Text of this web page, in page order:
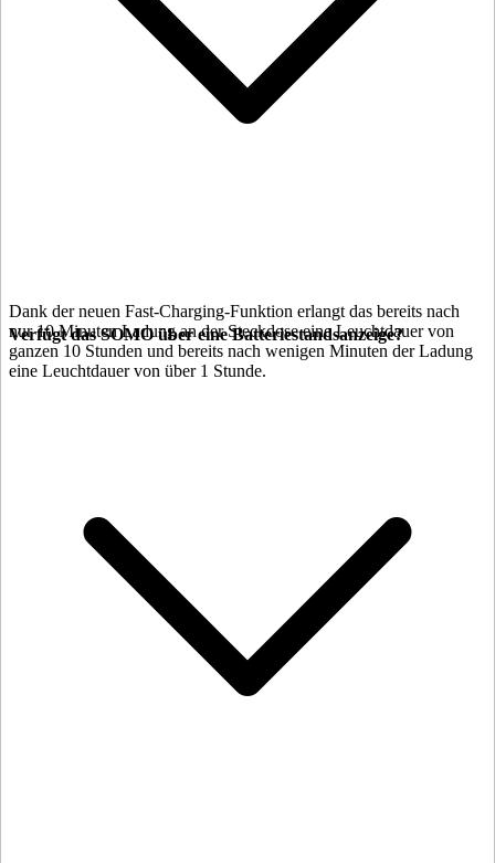
Dank der neuen Fast-Charging-Funktion erlangt das bereits nach
nur 10 Minuten Ladung an der Steckdose eine Leuchtdauer von
ganzen 10 Stunden und bereits nach wenigen Minuten der Ladung
eine Leuchtdauer von über 1 Stunde.
Verfügt das SOMO über eine Batteriestandsanzeige?